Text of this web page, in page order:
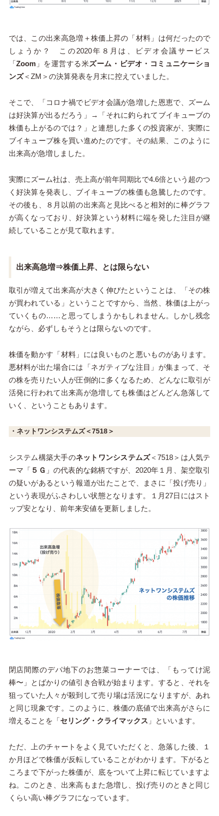
では、この出来高急増＋株価上昇の「材料」は何だったので
しょうか？ この2020年８月は、ビデオ会議サービス
「Zoom 」を運営する米ズーム・ビデオ・コミュニケーショ
ンズ＜ZM＞の決算発表を月末に控えていました。
そこで、「コロナ禍でビデオ会議が急増した恩恵で、ズーム
は好決算が出るだろう」→「それに釣られてブイキューブの
株価も上がるのでは？」と連想した多くの投資家が、実際に
ブイキューブ株を買い進めたのです。その結果、このように
出来高が急増しました。
実際にズーム社は、売上高が前年同期比で4.6倍という超のつ
く好決算を発表し、ブイキューブの株価も急騰したのです。
その後も、８月以前の出来高と見比べると相対的に棒グラフ
が高くなっており、好決算という材料に端を発した注目が継
続していることが見て取れます。
出来高急増⇒株価上昇、とは限らない
取引が増えて出来高が大きく伸びたということは、「その株
が買われている」ということですから、当然、株価は上がっ
ていくもの……と思ってしまうかもしれません。しかし残念
ながら、必ずしもそうとは限らないのです。
株価を動かす「材料」には良いものと悪いものがあります。
悪材料が出た場合には「ネガティブな注目」が集まって、そ
の株を売りたい人が圧倒的に多くなるため、どんなに取引が
活発に行われて出来高が急増しても株価はどんどん急落して
いく、ということもあります。
・ネットワンシステムズ＜7518＞
システム構築大手のネットワンシステムズ＜7518＞は人気テ
ーマ「 ５Ｇ 」の代表的な銘柄ですが、2020年１月、架空取引
の疑いがあるという報道が出たことで、まさに「投げ売り」
という表現がふさわしい状態となります。１月27日にはスト
ップ安となり、前年来安値を更新しました。
閉店間際のデパ地下のお惣菜コーナーでは、「もってけ泥
棒〜」とばかりの値引き合戦が始まります。すると、それを
狙っていた人々が殺到して売り場は活況になりますが、あれ
と同じ現象です。このように、株価の底値で出来高がさらに
増えることを「セリング・クライマックス 」といいます。
ただ、上のチャートをよく見ていただくと、急落した後、１
か月ほどで株価が反転していることがわかります。下がると
ころまで下がった株価が、底をついて上昇に転じていますよ
ね。このとき、出来高もまた急増し、投げ売りのときと同じ
くらい高い棒グラフになっています。